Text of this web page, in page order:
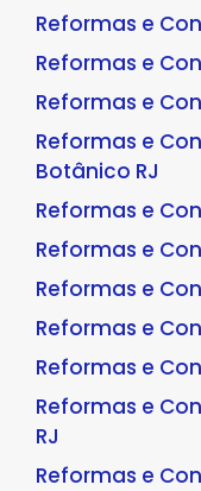
Reformas e
Reformas e
Reformas e
Reformas e
Botânico RJ
Reformas e
Reformas e
Reformas e
Reformas e
Reformas e
Reformas e
RJ
Reformas e